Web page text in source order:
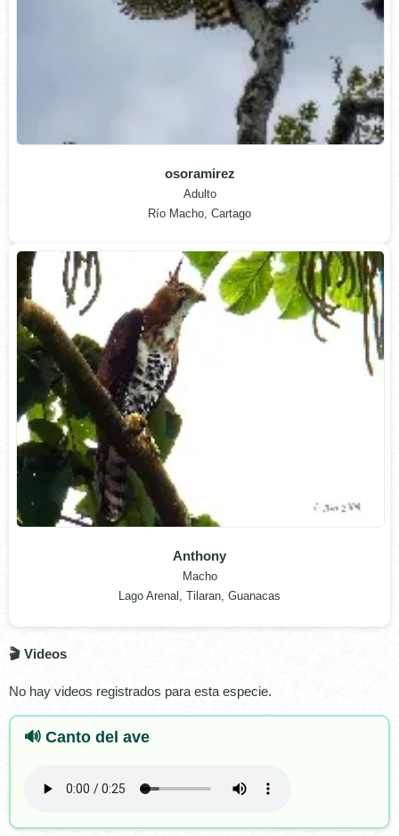
osoramirez
Adulto
Río Macho, Cartago
Anthony
Macho
Lago Arenal, Tilaran, Guanacas
🎬 Videos
No hay videos registrados para esta especie.
🔊 Canto del ave